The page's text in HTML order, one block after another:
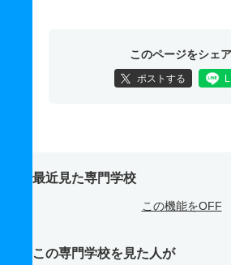
このページをシェ
ポストする
最近見た専門学校
この機能をOFF
この専門学校を見た人が